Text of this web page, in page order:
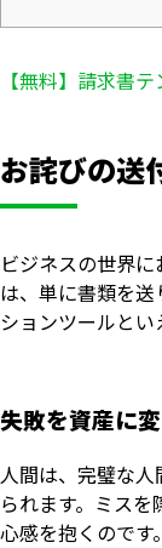
【無料】請求書
お詫びの送
ビジネスの世界
は、単に書類を
ションツールとい
失敗を資産に
人間は、完璧な
られます。ミス
心感を抱くので